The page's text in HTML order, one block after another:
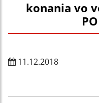
konania vo
11.12.2018